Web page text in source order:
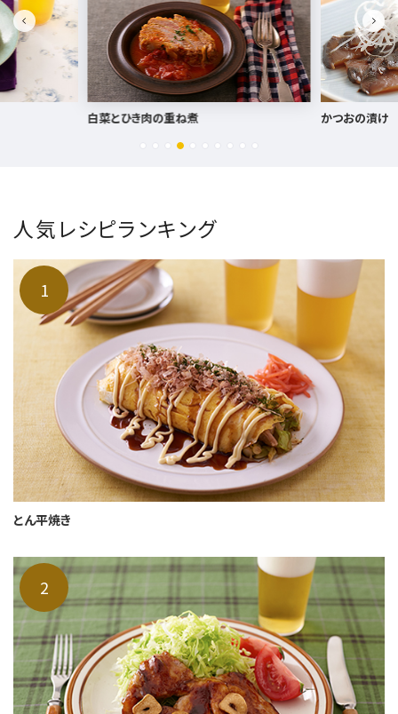
白菜とひき肉の重ね煮 かつおの漬け
人気レシピランキング
とん平焼き